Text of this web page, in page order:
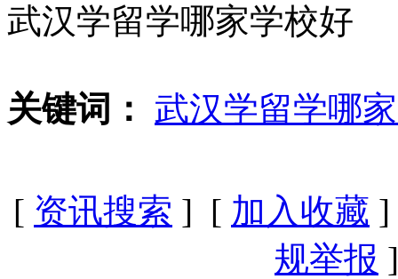
武汉学留学哪家学校好
关键词： 武汉学留学哪
[ 资讯搜索 ] [ 加入收藏
规举报